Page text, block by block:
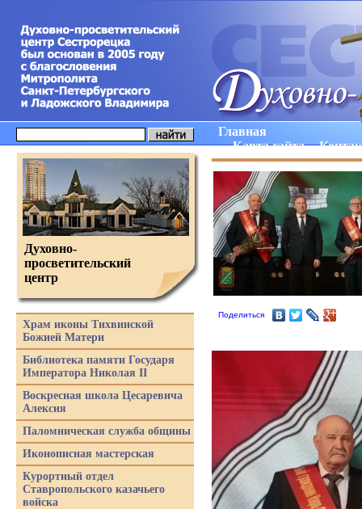
Главная
Карта сайта
Поделиться
Духовно-
просветительский
центр
Храм иконы Тихвинской
Божией Матери
Библиотека памяти Государя
Императора Николая II
Воскресная школа Цесаревича
Алексия
Паломническая служба общины
Иконописная мастерская
Курортный отдел
Ставропольского казачьего
войска